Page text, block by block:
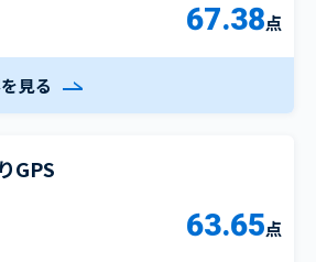
67.38点
見る
GPS
63.65点